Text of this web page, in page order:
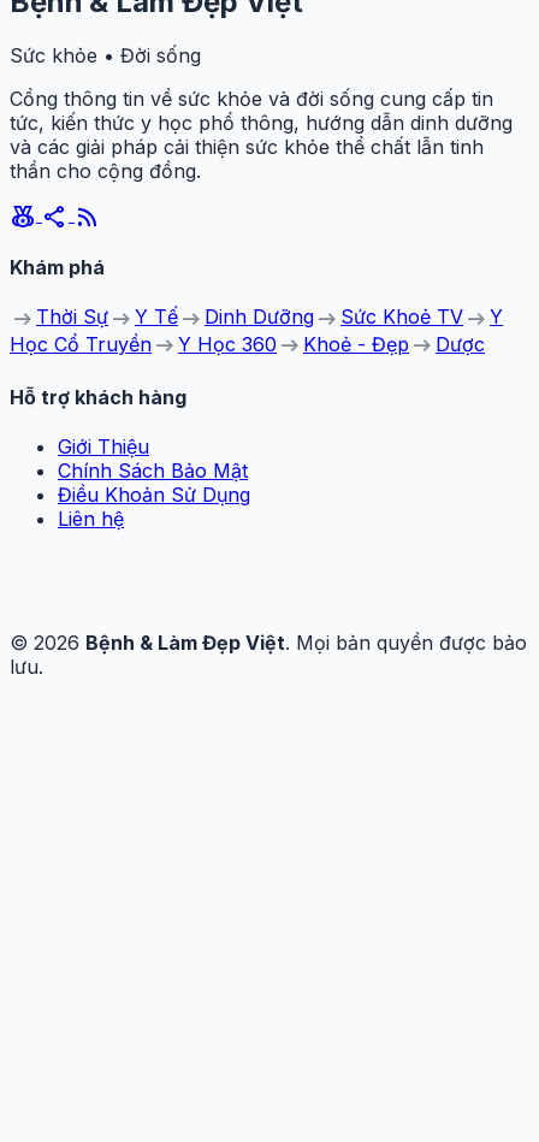
Sức khỏe • Đời sống
Cổng thông tin về sức khỏe và đời sống cung cấp tin
tức, kiến thức y học phổ thông, hướng dẫn dinh dưỡng
và các giải pháp cải thiện sức khỏe thể chất lẫn tinh
thần cho cộng đồng.
social_leaderboard share rss_feed
Khám phá
arrow_right_alt Thời Sự arrow_right_alt Y Tế arrow_right_alt Dinh Dưỡng arrow_right_alt Sức Khoẻ TV arrow_right_alt Y
Học Cổ Truyền arrow_right_alt Y Học 360 arrow_right_alt Khoẻ - Đẹp arrow_right_alt Dược
Hỗ trợ khách hàng
Giới Thiệu
Chính Sách Bảo Mật
Điều Khoản Sử Dụng
Liên hệ
© 2026 Bệnh & Làm Đẹp Việt. Mọi bản quyền được bảo
lưu.